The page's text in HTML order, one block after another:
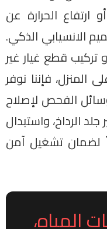
ارتفاع الحرارة عن
الانسيابي الذكي.
تركيب قطع غيار غير
فإننا نوفر
الفحص لإصلاح
الرداخ، واستبدال
لضمان تشغيل آمن
المياه،